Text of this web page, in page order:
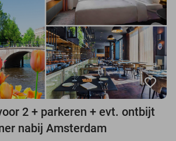
favorite_border
2 + parkeren + evt. ontbijt
nabij Amsterdam